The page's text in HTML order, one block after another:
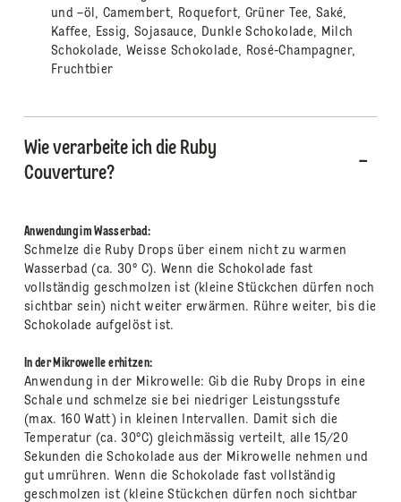
und –öl, Camembert, Roquefort, Grüner Tee, Saké,
Kaffee, Essig, Sojasauce, Dunkle Schokolade, Milch
Schokolade, Weisse Schokolade, Rosé-Champagner,
Fruchtbier
Wie verarbeite ich die Ruby
Couverture?
Anwendung im Wasserbad:
Schmelze die Ruby Drops über einem nicht zu warmen
Wasserbad (ca. 30° C). Wenn die Schokolade fast
vollständig geschmolzen ist (kleine Stückchen dürfen noch
sichtbar sein) nicht weiter erwärmen. Rühre weiter, bis die
Schokolade aufgelöst ist.
In der Mikrowelle erhitzen:
Anwendung in der Mikrowelle: Gib die Ruby Drops in eine
Schale und schmelze sie bei niedriger Leistungsstufe
(max. 160 Watt) in kleinen Intervallen. Damit sich die
Temperatur (ca. 30°C) gleichmässig verteilt, alle 15/20
Sekunden die Schokolade aus der Mikrowelle nehmen und
gut umrühren. Wenn die Schokolade fast vollständig
geschmolzen ist (kleine Stückchen dürfen noch sichtbar